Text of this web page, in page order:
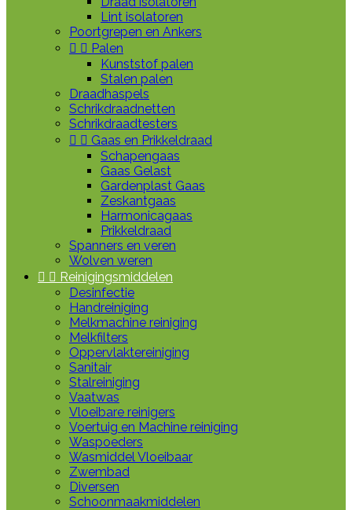
Lint isolatoren
Poortgrepen en Ankers
  Palen
Kunststof palen
Stalen palen
Draadhaspels
Schrikdraadnetten
Schrikdraadtesters
  Gaas en Prikkeldraad
Schapengaas
Gaas Gelast
Gardenplast Gaas
Zeskantgaas
Harmonicagaas
Prikkeldraad
Spanners en veren
Wolven weren
  Reinigingsmiddelen
Desinfectie
Handreiniging
Melkmachine reiniging
Melkfilters
Oppervlaktereiniging
Sanitair
Stalreiniging
Vaatwas
Vloeibare reinigers
Voertuig en Machine reiniging
Waspoeders
Wasmiddel Vloeibaar
Zwembad
Diversen
Schoonmaakmiddelen